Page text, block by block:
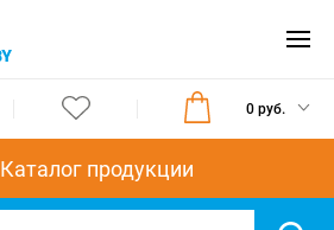
0 руб.
Каталог продукции